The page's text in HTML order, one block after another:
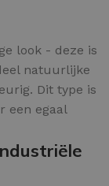
look - deze is
natuurlijke
Dit type is
een egaal